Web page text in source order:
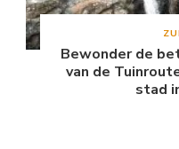
Bewonder de
van de
stad